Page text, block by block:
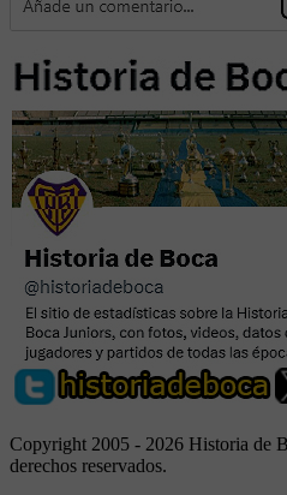
Copyright 2005 - 2026 Historia de
derechos reservados.